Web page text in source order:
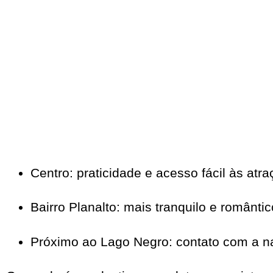
Centro: praticidade e acesso fácil às
Bairro Planalto: mais tranquilo e
Próximo ao Lago Negro: contato com a